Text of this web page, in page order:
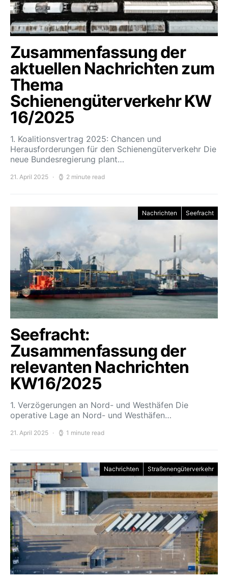
Zusammenfassung der
aktuellen Nachrichten zum
Thema
Schienengüterverkehr KW
16/2025
1. Koalitionsvertrag 2025: Chancen und
Herausforderungen für den Schienengüterverkehr Die
neue Bundesregierung plant…
21. April 2025 2 minute read
Nachrichten Seefracht
Seefracht:
Zusammenfassung der
relevanten Nachrichten
KW16/2025
1. Verzögerungen an Nord- und Westhäfen Die
operative Lage an Nord- und Westhäfen…
21. April 2025 1 minute read
Nachrichten Straßenengüterverkehr